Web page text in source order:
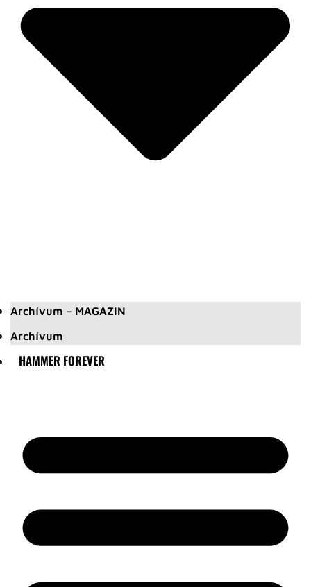
Archívum – MAGAZIN
Archívum
HAMMER FOREVER